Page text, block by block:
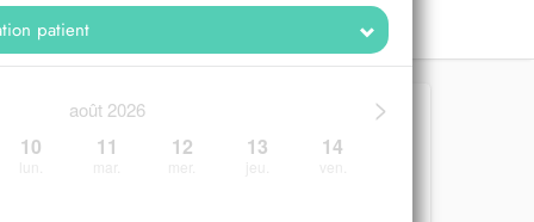
>
août 2026
10 11 12 13 14